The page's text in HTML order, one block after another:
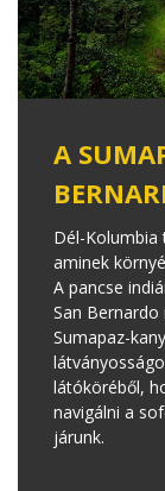
A
Dél-Kolumbia
aminek
A pancse
San
Sumapaz-
látóköréből,
navigálni a
járunk.